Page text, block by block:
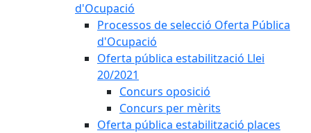
d'Ocupació
Processos de selecció Oferta Pública
d'Ocupació
Oferta pública estabilització Llei
20/2021
Concurs oposició
Concurs per mèrits
Oferta pública estabilització places